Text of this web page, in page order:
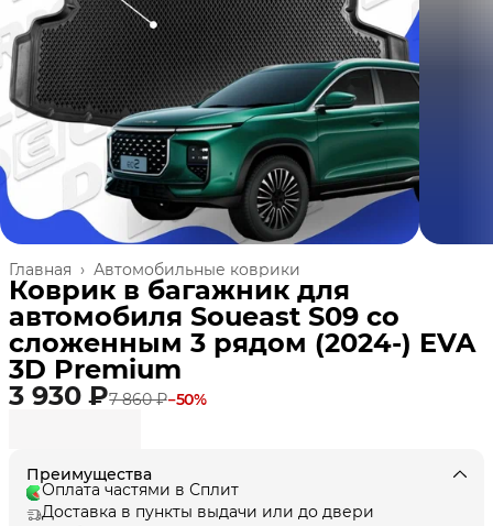
Автомобильные коврики
Главная ›
Коврик в багажник для
автомобиля Soueast S09 со
сложенным 3 рядом (2024-) EVA
3D Premium
3 930 ₽7 860 ₽−50%
Преимущества
Оплата частями в Сплит
Доставка в пункты выдачи или до двери